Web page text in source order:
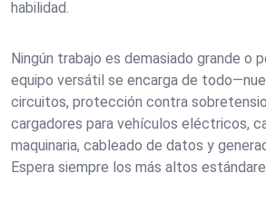
habilidad.
Ningún trabajo es demasiado grande o
equipo versátil se encarga de
circuitos, protección contra
cargadores para vehículos eléctricos,
maquinaria, cableado de datos y
Espera siempre los más altos